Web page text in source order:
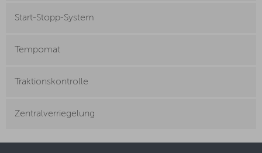
Start-Stopp-System
Tempomat
Traktionskontrolle
Zentralverriegelung